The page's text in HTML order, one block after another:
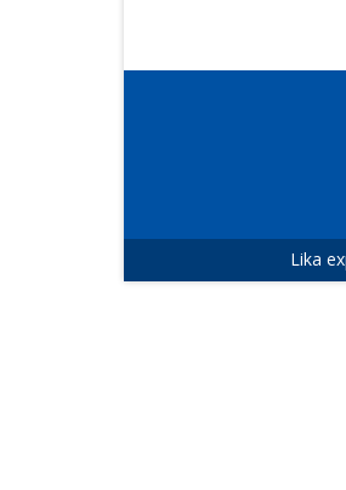
Lika